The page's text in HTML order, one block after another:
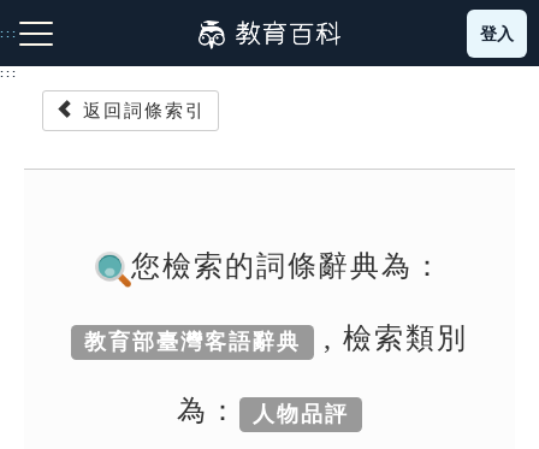
到
主
::: 登入
:::
返回詞條索引
您檢索的詞條辭典為：
教育部臺灣客語辭典 , 檢索類別
為： 人物品評